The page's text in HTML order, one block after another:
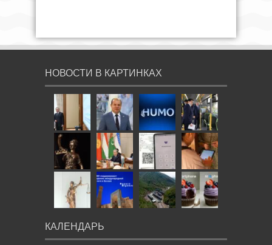
НОВОСТИ В КАРТИНКАХ
КАЛЕНДАРЬ